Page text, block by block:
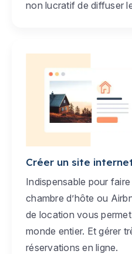
non lucratif de diffuser
Créer un site
Indispensable pour
chambre d’hôte ou
de location vous
monde entier. Et gérer
réservations en ligne.